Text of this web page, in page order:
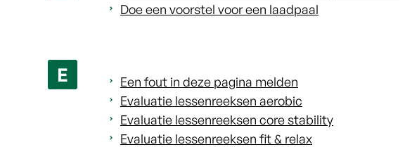
Doe een voorstel voor een laadpaal
E
Een fout in deze pagina melden
Evaluatie lessenreeksen aerobic
Evaluatie lessenreeksen core stability
Evaluatie lessenreeksen fit & relax